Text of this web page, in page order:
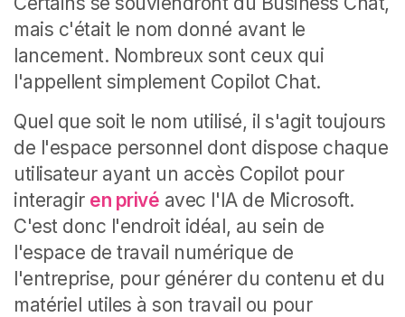
mais c'était le nom donné avant le
lancement. Nombreux sont ceux qui
l'appellent simplement Copilot Chat.
Quel que soit le nom utilisé, il s'agit toujours
de l'espace personnel dont dispose chaque
utilisateur ayant un accès Copilot pour
interagir en privé avec l'IA de Microsoft.
C'est donc l'endroit idéal, au sein de
l'espace de travail numérique de
l'entreprise, pour générer du contenu et du
matériel utiles à son travail ou pour